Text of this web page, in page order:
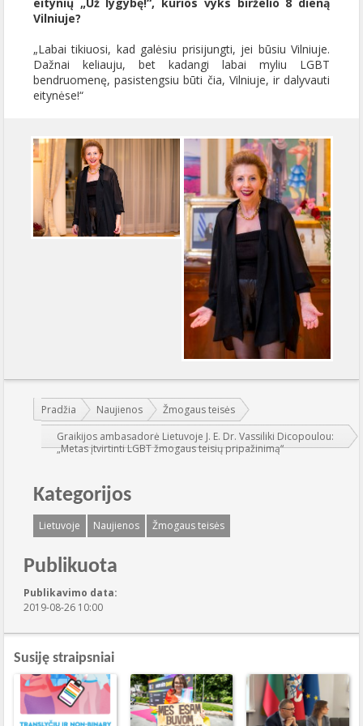
Vilniuje?
„Labai tikiuosi, kad galėsiu prisijungti, jei būsiu Vilniuje.
Dažnai keliauju, bet kadangi labai myliu LGBT
bendruomenę, pasistengsiu būti čia, Vilniuje, ir dalyvauti
eitynėse!“
Jūs esate čia:
Pradžia Naujienos
Žmogaus teisės
Graikijos ambasadorė Lietuvoje J. E. Dr. Vassiliki Dicopoulou:
„Metas įtvirtinti LGBT žmogaus teisių pripažinimą“
Kategorijos
Lietuvoje Naujienos Žmogaus teisės
Publikuota
Publikavimo data:
2019-08-26 10:00
Susiję straipsniai